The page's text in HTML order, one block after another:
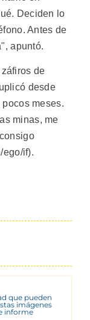
Deciden lo
Antes de
apuntó.
de
desde
meses.
minas, me
ego/if).
que pueden
imágenes
informe